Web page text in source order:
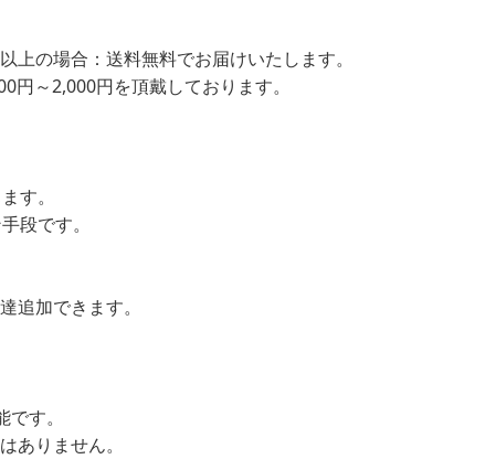
の場合：送料無料でお届けいたします。
～2,000円を頂戴しております。
す。
段です。
追加できます。
す。
ありません。